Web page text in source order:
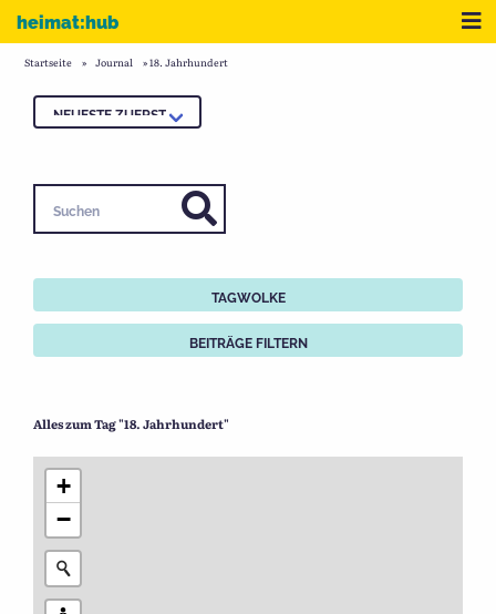
Zum Inhalt
heimat:hub
Startseite » Journal »18. Jahrhundert
TAGWOLKE
BEITRÄGE FILTERN
Alles zum Tag "18. Jahrhundert"
+
−